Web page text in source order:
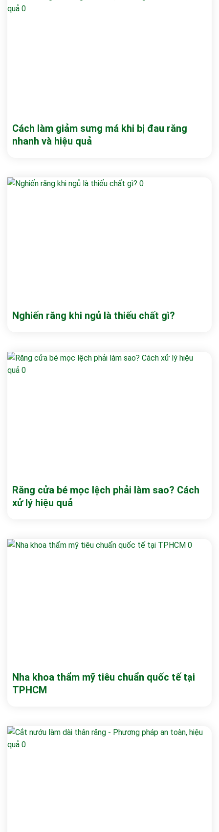
Cách làm giảm sưng má khi bị đau răng
nhanh và hiệu quả
Nghiến răng khi ngủ là thiếu chất gì?
Răng cửa bé mọc lệch phải làm sao? Cách
xử lý hiệu quả
Nha khoa thẩm mỹ tiêu chuẩn quốc tế tại
TPHCM